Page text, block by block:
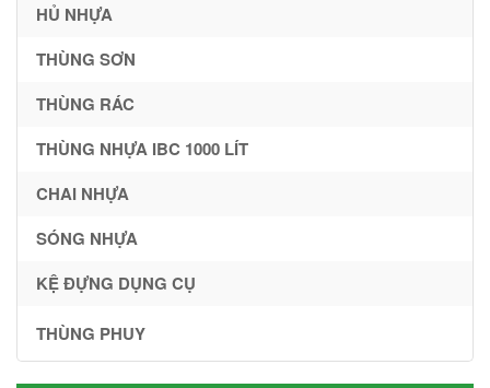
HỦ NHỰA
THÙNG SƠN
THÙNG RÁC
THÙNG NHỰA IBC 1000 LÍT
CHAI NHỰA
SÓNG NHỰA
KỆ ĐỰNG DỤNG CỤ
THÙNG PHUY